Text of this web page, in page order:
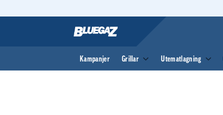
Kampanjer Grillar Utematlagning